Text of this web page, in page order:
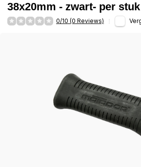
38x20mm - zwart- per stuk
0/10 (0 Reviews)